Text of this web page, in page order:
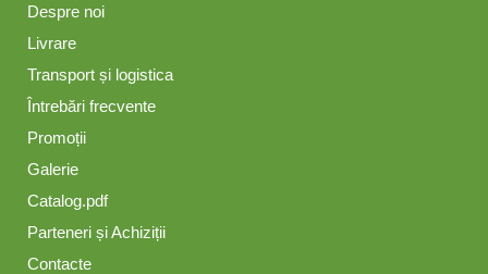
Despre noi
Livrare
Transport și logistica
Întrebări frecvente
Promoții
Galerie
Catalog.pdf
Parteneri și Achiziții
Contacte